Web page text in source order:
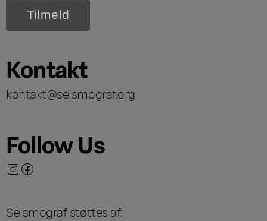
Kontakt
kontakt@seismograf.org
Follow Us
Seismograf støttes af: